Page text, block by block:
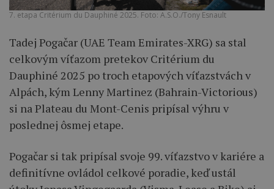
7. etapa Critérium du Dauphiné 2025. Foto: A.S.O./Tony Esnault
Tadej Pogačar (UAE Team Emirates-XRG) sa stal
celkovým víťazom pretekov Critérium du
Dauphiné 2025 po troch etapových víťazstvách v
Alpách, kým Lenny Martinez (Bahrain-Victorious)
si na Plateau du Mont-Cenis pripísal výhru v
poslednej ôsmej etape.
Pogačar si tak pripísal svoje 99. víťazstvo v kariére a
definitívne ovládol celkové poradie, keď ustál